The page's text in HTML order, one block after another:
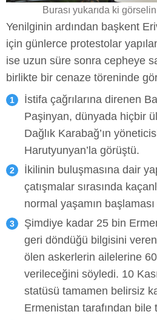
Burası yukarıda ki
Yenilginin ardından başkent
için günlerce protestolar
ise uzun süre sonra cepheye
birlikte bir cenaze töreninde
İstifa çağrılarına direnen
Paşinyan, dünyada hiçbir
Dağlık Karabağ’ın
Harutyunyan’la görüştü.
İkilinin buluşmasına dair
çatışmalar sırasında
normal yaşamın başlaması
Şimdiye kadar 25 bin
geri döndüğü bilgisini
ölen askerlerin ailelerine
verileceğini söyledi. 10
statüsü tamamen belirsiz
Ermenistan tarafından bile